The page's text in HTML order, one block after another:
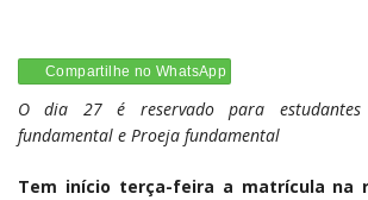
Compartilhe no WhatsApp
O dia 27 é reservado para
fundamental e Proeja fundamental
Tem início terça-feira a matrícula na